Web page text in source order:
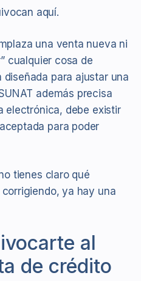
aquí.
una venta nueva ni
cualquier cosa de
diseñada para ajustar una
además precisa
electrónica, debe existir
para poder
tienes claro qué
ya hay una
al
de crédito